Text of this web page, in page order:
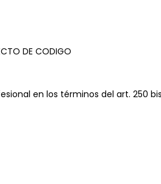
DE CODIGO
en los términos del art. 250